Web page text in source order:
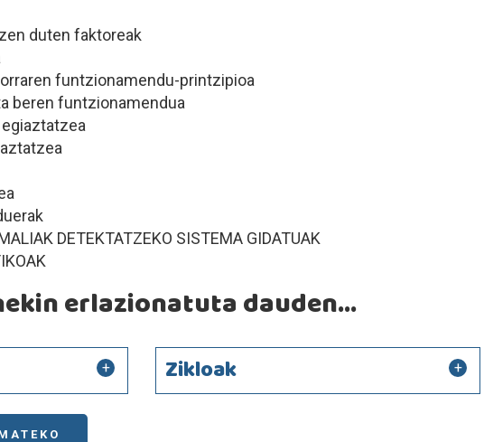
duten faktoreak
funtzionamendu-printzipioa
beren funtzionamendua
DETEKTATZEKO SISTEMA GIDATUAK
erlazionatuta dauden...
Zikloak